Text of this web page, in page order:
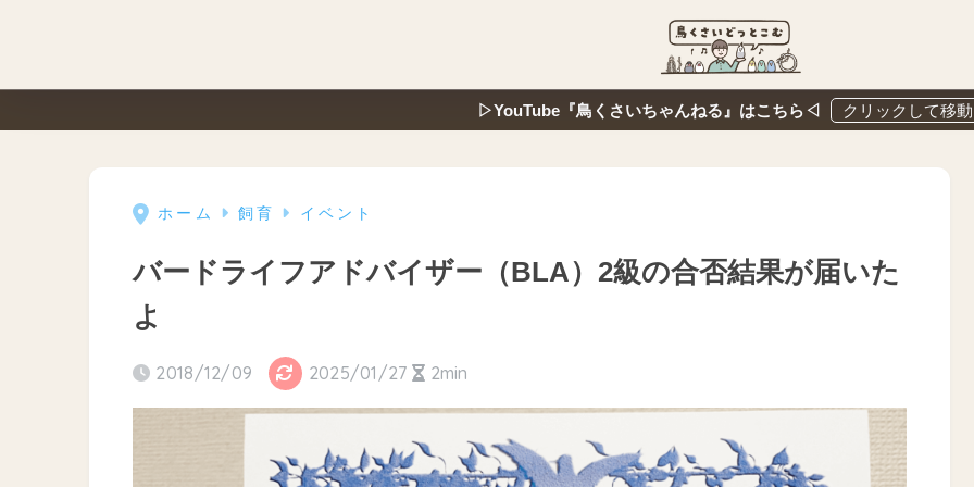
▷YouTube『鳥くさいちゃんねる』はこちら◁
ホーム 飼育 イベント
バードライフアドバイザー（BLA）2級の合否結果が届いた
よ
2018/12/09 2025/01/27 2min